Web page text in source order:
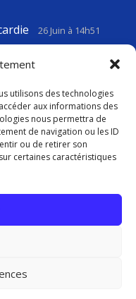
utilisons des technologies
aux informations des
nous permettra de
de navigation ou les ID
ou de retirer son
certaines caractéristiques
26 Juin à 14h51